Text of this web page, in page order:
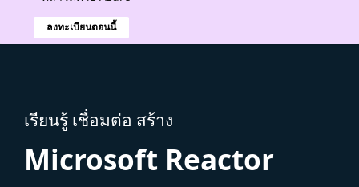
ลงทะเบียนตอนนี้
เรียนรู้ เชื่อมต่อ สร้าง
Microsoft Reactor